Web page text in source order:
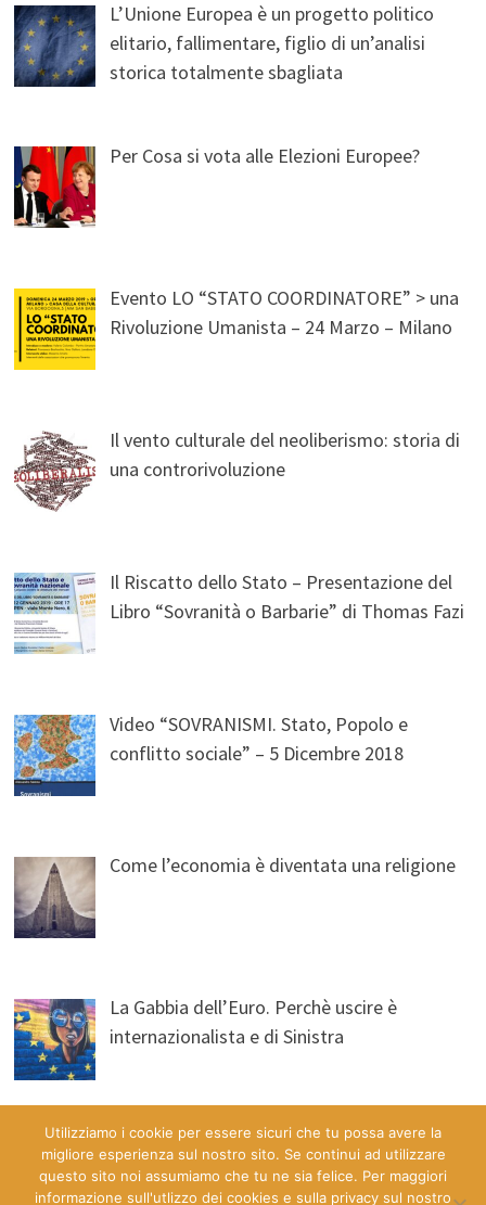
L’Unione Europea è un progetto politico
elitario, fallimentare, figlio di un’analisi
storica totalmente sbagliata
Per Cosa si vota alle Elezioni Europee?
Evento LO “STATO COORDINATORE” > una
Rivoluzione Umanista – 24 Marzo – Milano
Il vento culturale del neoliberismo: storia di
una controrivoluzione
Il Riscatto dello Stato – Presentazione del
Libro “Sovranità o Barbarie” di Thomas Fazi
Video “SOVRANISMI. Stato, Popolo e
conflitto sociale” – 5 Dicembre 2018
Come l’economia è diventata una religione
La Gabbia dell’Euro. Perchè uscire è
internazionalista e di Sinistra
Utilizziamo i cookie per essere sicuri che tu possa avere la
migliore esperienza sul nostro sito. Se continui ad utilizzare
questo sito noi assumiamo che tu ne sia felice. Per maggiori
informazione sull'utlizzo dei cookies e sulla privacy sul nostro